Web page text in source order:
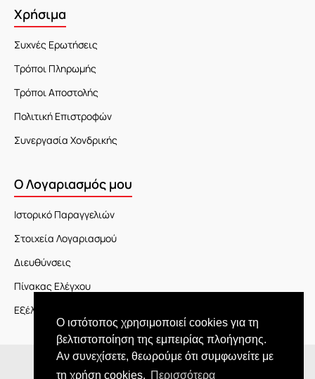
Ο ιστότοπος χρησιμοποιεί cookies για τη
βελτιστοποίηση της εμπειρίας πλοήγησης.
Αν συνεχίσετε, θεωρούμε ότι συμφωνείτε με
τη χρήση cookies. Περισσότερα
Χρήσιμα
Συχνές Ερωτήσεις
Τρόποι Πληρωμής
Τρόποι Αποστολής
Πολιτική Επιστροφών
Συνεργασία Χονδρικής
Ο Λογαριασμός μου
Ιστορικό Παραγγελιών
Στοιχεία Λογαριασμού
Διευθύνσεις
Πίνακας Ελέγχου
Εξέλιξη Παραγγελίας
Copyright © 2026 JOY market